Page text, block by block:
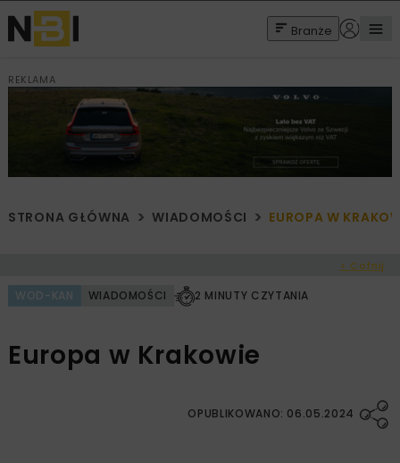
Branże
REKLAMA
STRONA GŁÓWNA WIADOMOŚCI EUROPA W
< Cofnij
WOD-KAN WIADOMOŚCI 2 MINUTY CZYTANIA
Europa w Krakowie
OPUBLIKOWANO: 06.05.2024